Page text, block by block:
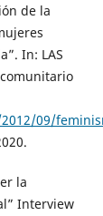
de la
In: LAS
09/
la
Interview